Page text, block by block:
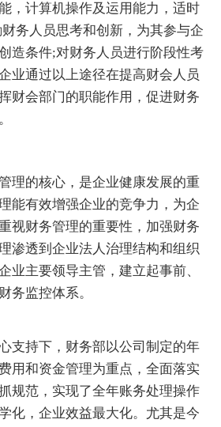
，计算机操作及运用能力，适时
务人员思考和创新，为其参与企
造条件;对财务人员进行阶段性考
业通过以上途径在提高财会人员
财会部门的职能作用，促进财务
理的核心，是企业健康发展的重
能有效增强企业的竞争力，为企
视财务管理的重要性，加强财务
渗透到企业法人治理结构和组织
业主要领导主管，建立起事前、
务监控体系。
支持下，财务部以公司制定的年
用和资金管理为重点，全面落实
规范，实现了全年账务处理操作
化，企业效益最大化。尤其是今